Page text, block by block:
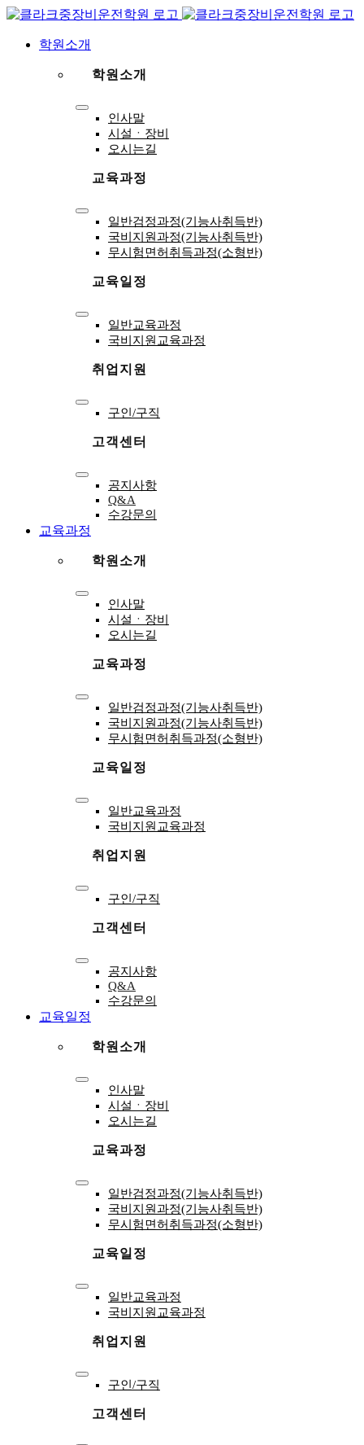
Skip
content학원소개
학원소개
Toggle
Navigation
인사말
시설ㆍ장비
오시는길
교육과정
Toggle
Navigation
일반검정과정(기능사취득반)
국비지원과정(기능사취득반)
무시험면허취득과정(소형반)
교육일정
Toggle
Navigation
일반교육과정
국비지원교육과정
취업지원
Toggle
Navigation
구인/구직
고객센터
Toggle
Navigation
공지사항
Q&A
수강문의
교육과정
학원소개
Toggle
Navigation
인사말
시설ㆍ장비
오시는길
교육과정
Toggle
Navigation
일반검정과정(기능사취득반)
국비지원과정(기능사취득반)
무시험면허취득과정(소형반)
교육일정
Toggle
Navigation
일반교육과정
국비지원교육과정
취업지원
Toggle
Navigation
구인/구직
고객센터
Toggle
Navigation
공지사항
Q&A
수강문의
교육일정
학원소개
Toggle
Navigation
인사말
시설ㆍ장비
오시는길
교육과정
Toggle
Navigation
일반검정과정(기능사취득반)
국비지원과정(기능사취득반)
무시험면허취득과정(소형반)
교육일정
Toggle
Navigation
일반교육과정
국비지원교육과정
취업지원
Toggle
Navigation
구인/구직
고객센터